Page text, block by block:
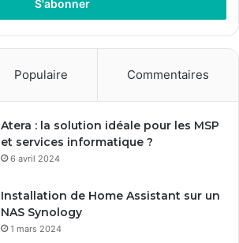
Populaire Commentaires
Atera : la solution idéale pour les MSP
et services informatique ?
6 avril 2024
Installation de Home Assistant sur un
NAS Synology
1 mars 2024